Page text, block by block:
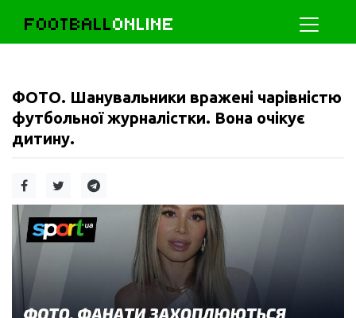
FOOTBALLONLINE
ФОТО. Шанувальники вражені чарівністю
футбольної журналістки. Вона очікує
дитину.